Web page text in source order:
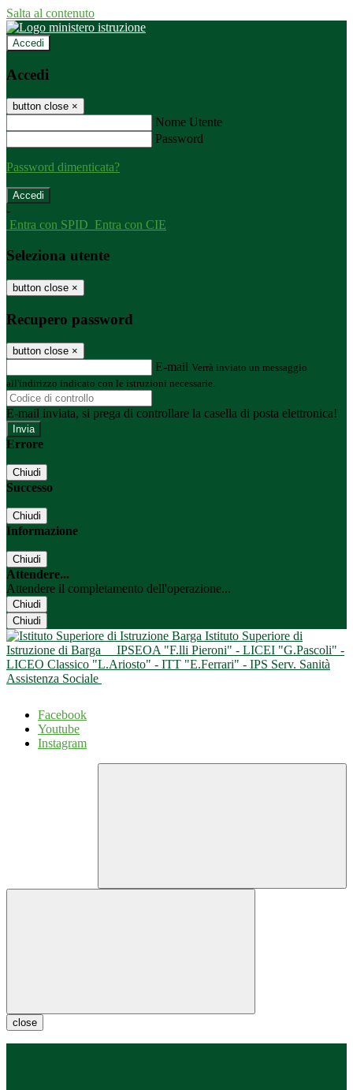
Salta al contenuto
Accedi
Accedi
button close ×
Nome Utente
Password
Password dimenticata?
-
Entra con SPID Entra con CIE
Seleziona utente
button close ×
Recupero password
button close ×
E-mail Verrà inviato un messaggio
all'indirizzo indicato con le istruzioni necessarie.
E-mail inviata, si prega di controllare la casella di posta elettronica!
Errore
Chiudi
Successo
Chiudi
Informazione
Chiudi
Attendere...
Attendere il completamento dell'operazione...
Chiudi
Chiudi
Istituto Superiore di
Istruzione di Barga
IPSEOA "F.lli Pieroni" - LICEI "G.Pascoli" -
LICEO Classico "L.Ariosto" - ITT "E.Ferrari" - IPS Serv. Sanità
Assistenza Sociale
Facebook
Youtube
Instagram
close